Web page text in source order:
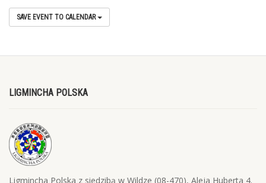
SAVE EVENT TO CALENDAR
LIGMINCHA POLSKA
Ligmincha Polska z siedzibą w Wildze (08-470), Aleja Huberta 4.